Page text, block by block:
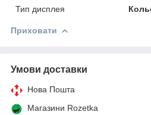
Тип дисплея
Приховати
Умови доставки
Нова Пошта
Магазини Rozetka